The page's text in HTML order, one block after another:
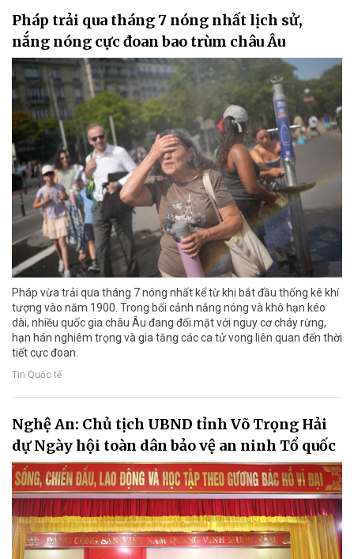
Pháp trải qua tháng 7 nóng nhất lịch sử,
nắng nóng cực đoan bao trùm châu Âu
Pháp vừa trải qua tháng 7 nóng nhất kể từ khi bắt đầu thống kê khí
tượng vào năm 1900. Trong bối cảnh nắng nóng và khô hạn kéo
dài, nhiều quốc gia châu Âu đang đối mặt với nguy cơ cháy rừng,
hạn hán nghiêm trọng và gia tăng các ca tử vong liên quan đến thời
tiết cực đoan.
Tin Quốc tế
Nghệ An: Chủ tịch UBND tỉnh Võ Trọng Hải
dự Ngày hội toàn dân bảo vệ an ninh Tổ quốc